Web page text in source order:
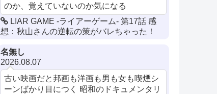
のか、覚えていないのか気になる
LIAR GAME -ライアーゲーム- 第17話 感
想：秋山さんの逆転の策がバレちゃった！
名無し
2026.08.07
古い映画だと邦画も洋画も男も女も喫煙シ
ーンばかり目につく 昭和のドキュメンタリ